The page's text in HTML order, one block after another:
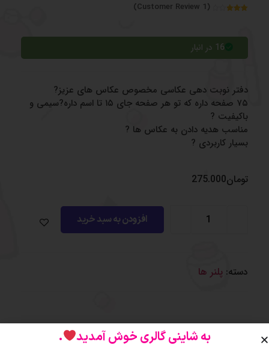
امتیاز
(
1
16 در انبار
دفتر نوبت دهی عکاسی مخصوص عکاس های عزیز?
۷۵ صفحه داره که تو هر صفحه جای ۱۵ تا اسم داره?سیمی و
باکیفیت ?
مناسب هدیه دادن به عکاس ها ?
بسیار کاربردی ?
تومان275.000
افزودن به سبد خرید
دسته: پلنر ها
به شاینی گالری خوش آمدید .